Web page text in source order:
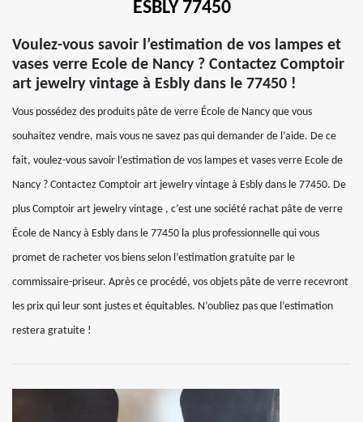
ESBLY 77450
Voulez-vous savoir l’estimation de vos lampes et
vases verre Ecole de Nancy ? Contactez Comptoir
art jewelry vintage à Esbly dans le 77450 !
Vous possédez des produits pâte de verre École de Nancy que vous
souhaitez vendre, mais vous ne savez pas qui demander de l’aide. De ce
fait, voulez-vous savoir l’estimation de vos lampes et vases verre Ecole de
Nancy ? Contactez Comptoir art jewelry vintage à Esbly dans le 77450. De
plus Comptoir art jewelry vintage , c’est une société rachat pâte de verre
École de Nancy à Esbly dans le 77450 la plus professionnelle qui vous
promet de racheter vos biens selon l’estimation gratuite par le
commissaire-priseur. Après ce procédé, vos objets pâte de verre recevront
les prix qui leur sont justes et équitables. N’oubliez pas que l’estimation
restera gratuite !